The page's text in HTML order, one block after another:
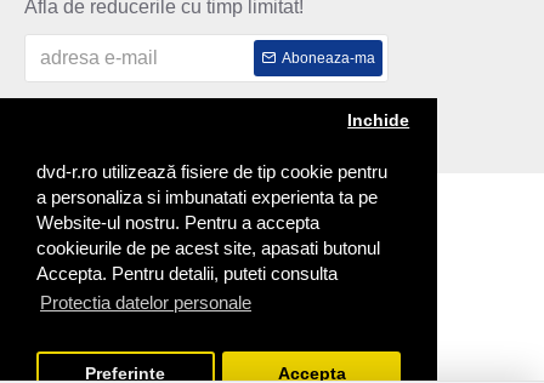
dvd-r.ro utilizează fisiere de tip cookie pentru
a personaliza si imbunatati experienta ta pe
Website-ul nostru. Pentru a accepta
cookieurile de pe acest site, apasati butonul
Accepta. Pentru detalii, puteti consulta
Protectia datelor personale
Inchide
Preferinte Accepta
Afla de reducerile cu timp limitat!
Aboneaza-ma
Copyright © 2014